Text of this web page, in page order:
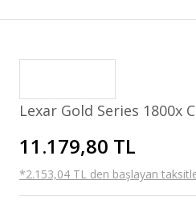
Lexar Gold Series 1800x
11.179,80 TL
*2.153,04 TL den başlayan